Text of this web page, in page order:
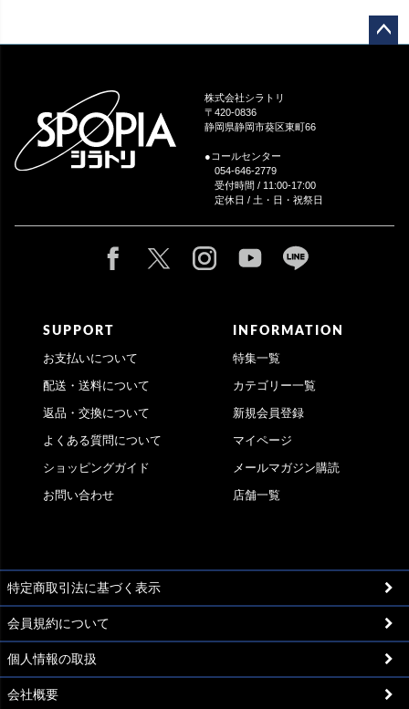
株式会社シラトリ
〒420-0836
静岡県静岡市葵区東町66
●コールセンター
054-646-2779
受付時間 / 11:00-17:00
定休日 / 土・日・祝祭日
SUPPORT
お支払いについて
配送・送料について
返品・交換について
よくある質問について
ショッピングガイド
お問い合わせ
INFORMATION
特集一覧
カテゴリー一覧
新規会員登録
マイページ
メールマガジン購読
店舗一覧
特定商取引法に基づく表示
会員規約について
個人情報の取扱
会社概要